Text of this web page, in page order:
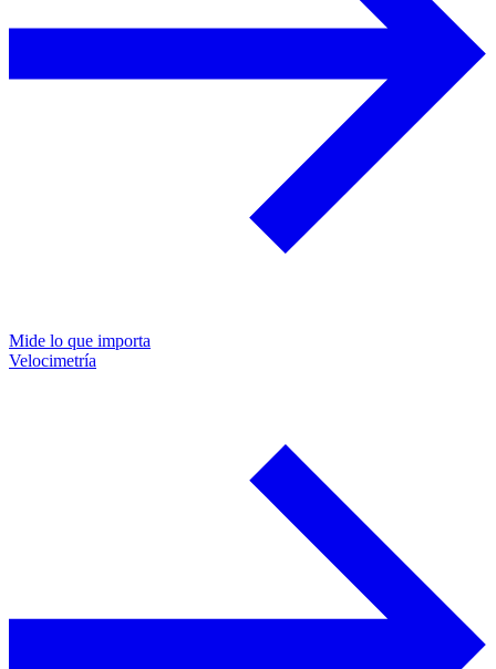
Mide lo que importa
Velocimetría